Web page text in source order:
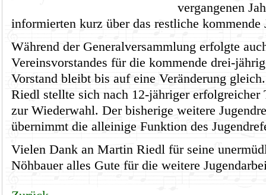
vergangenen
informierten kurz über das restliche kommende
Während der Generalversammlung erfolgte
Vereinsvorstandes für die kommende drei-
Vorstand bleibt bis auf eine Veränderung
Riedl stellte sich nach 12-jähriger erfolgreicher
zur Wiederwahl. Der bisherige weitere
übernimmt die alleinige Funktion des
Vielen Dank an Martin Riedl für seine
Nöhbauer alles Gute für die weitere